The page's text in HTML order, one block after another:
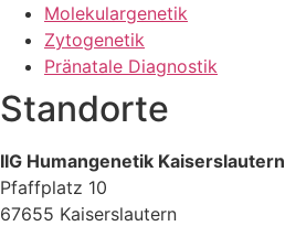
Molekulargenetik
Zytogenetik
Pränatale Diagnostik
Standorte
IIG Humangenetik Kaiserslautern
Pfaffplatz 10
67655 Kaiserslautern